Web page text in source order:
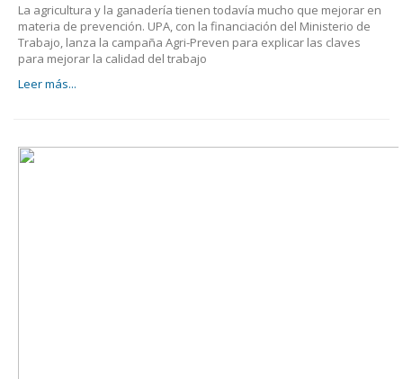
La agricultura y la ganadería tienen todavía mucho que mejorar en
materia de prevención. UPA, con la financiación del Ministerio de
Trabajo, lanza la campaña Agri-Preven para explicar las claves
para mejorar la calidad del trabajo
Leer más...